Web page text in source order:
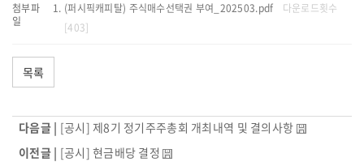
첨부파
일
(퍼시픽캐피탈) 주식매수선택권 부여_202503.pdf
다운로드횟수
[403]
목록
다음글 | [공시] 제8기 정기주주총회 개최내역 및 결의사항
이전글 | [공시] 현금배당 결정